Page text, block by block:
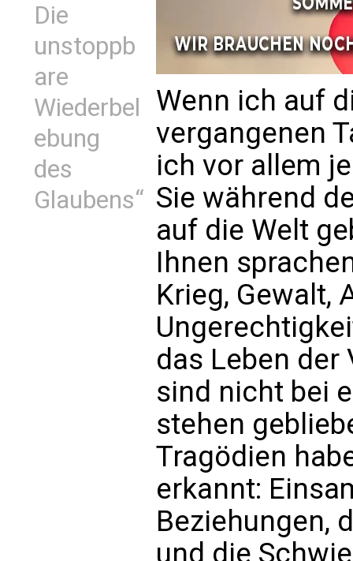
Die
unstoppb
are
Wiederbel
ebung
des
Glaubens“
Wenn ich auf
vergangenen
ich vor allem
Sie während
auf die Welt
Ihnen
Krieg, Gewalt,
das Leben der
sind nicht bei
stehen
Tragödien
erkannt:
Beziehungen,
und die